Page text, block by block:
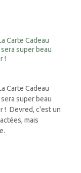
Carte Cadeau
super beau
!
Carte Cadeau
super beau
! Devred, c'est un
mais